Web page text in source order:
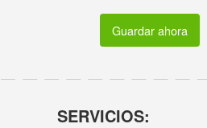
Guardar ahora
SERVICIOS: